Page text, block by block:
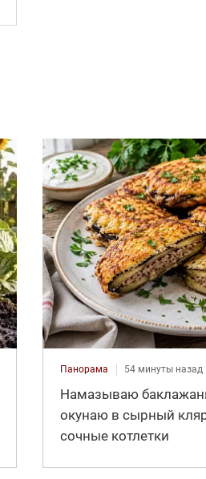
Панорама 54 минуты назад
Намазываю
окунаю в сырный
сочные котлетки